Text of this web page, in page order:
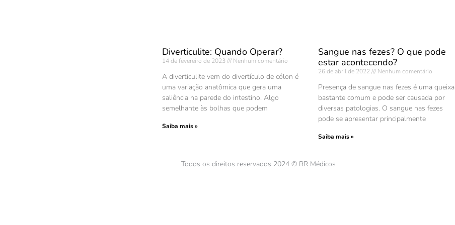
Diverticulite: Quando Operar?
14 de fevereiro de 2023 Nenhum comentário
A diverticulite vem do divertículo de cólon é
uma variação anatômica que gera uma
saliência na parede do intestino. Algo
semelhante às bolhas que podem
Saiba mais »
Sangue nas fezes? O que pode
estar acontecendo?
26 de abril de 2022 Nenhum comentário
Presença de sangue nas fezes é uma queixa
bastante comum e pode ser causada por
diversas patologias. O sangue nas fezes
pode se apresentar principalmente
Saiba mais »
Todos os direitos reservados 2024 © RR Médicos